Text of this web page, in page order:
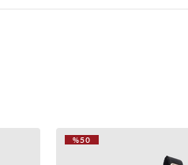
%50